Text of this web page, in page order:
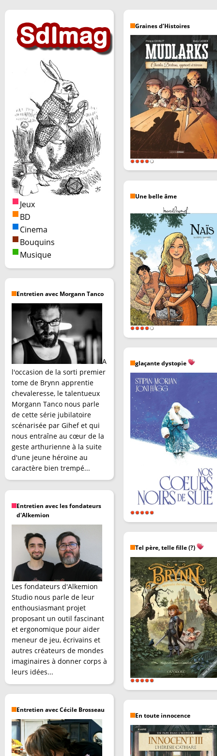
Jeux
BD
Cinema
Bouquins
Musique
Entretien avec Morgann Tanco
A
l'occasion de la sorti premier
tome de Brynn apprentie
chevaleresse, le talentueux
Morgann Tanco nous parle
de cette série jubilatoire
scénarisée par Gihef et qui
nous entraîne au cœur de la
geste arthurienne à la suite
d'une jeune héroïne au
caractère bien trempé...
Entretien avec les fondateurs
d'Alkemion
Les fondateurs d'Alkemion
Studio nous parle de leur
enthousiasmant projet
proposant un outil fascinant
et ergonomique pour aider
meneur de jeu, écrivains et
autres créateurs de mondes
imaginaires à donner corps à
leurs idées...
Entretien avec Cécile Brosseau
Graines d’Histoires
Une belle âme
glaçante dystopie
Tel père, telle fille (?)
En toute innocence